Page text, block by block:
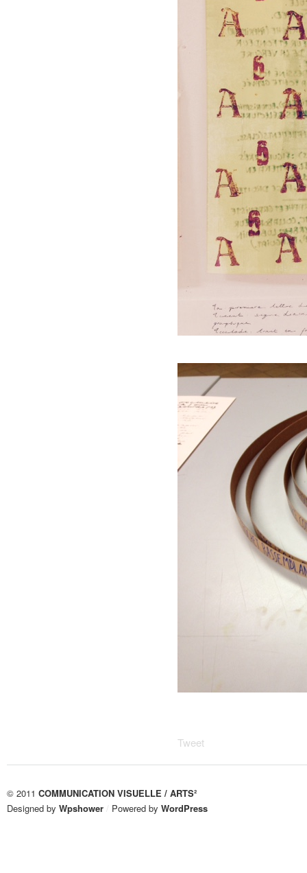
Tweet
© 2011 COMMUNICATION VISUELLE / ARTS²
Designed by Wpshower / Powered by WordPress